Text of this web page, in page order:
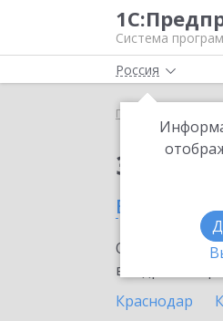
Система
Россия
Главная
в
внедрение
Краснодар